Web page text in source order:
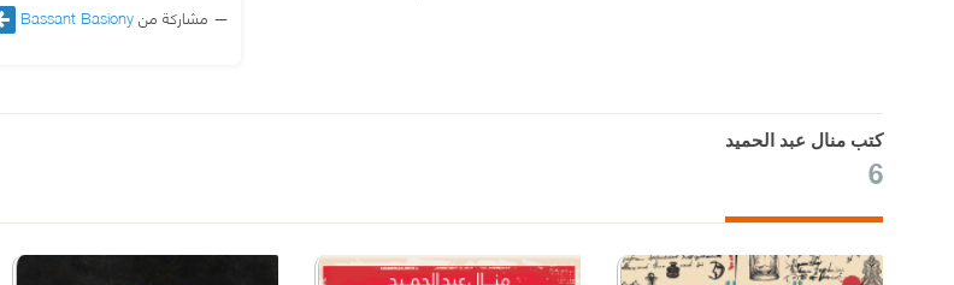
مشاركة منBassant Basiony
كتب منال عبد الحميد
6